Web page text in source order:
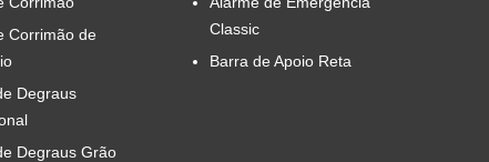
Corrimão de
Degraus
Degraus Grão
Classic
Barra de Apoio Reta